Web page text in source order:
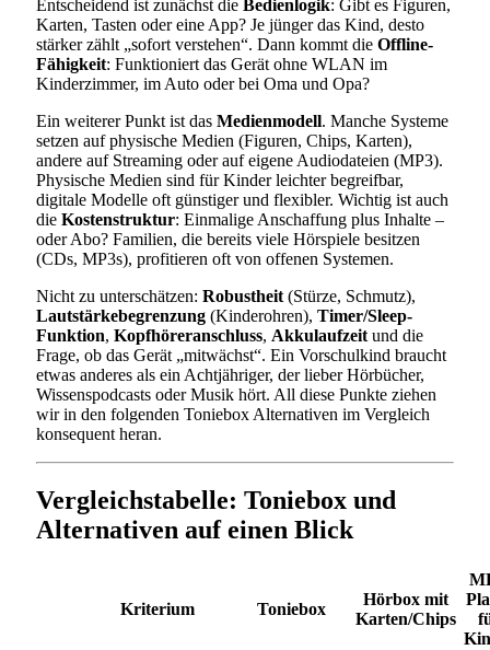
Entscheidend ist zunächst die Bedienlogik: Gibt es Figuren,
Karten, Tasten oder eine App? Je jünger das Kind, desto
stärker zählt „sofort verstehen“. Dann kommt die Offline-
Fähigkeit: Funktioniert das Gerät ohne WLAN im
Kinderzimmer, im Auto oder bei Oma und Opa?
Ein weiterer Punkt ist das Medienmodell. Manche Systeme
setzen auf physische Medien (Figuren, Chips, Karten),
andere auf Streaming oder auf eigene Audiodateien (MP3).
Physische Medien sind für Kinder leichter begreifbar,
digitale Modelle oft günstiger und flexibler. Wichtig ist auch
die Kostenstruktur: Einmalige Anschaffung plus Inhalte –
oder Abo? Familien, die bereits viele Hörspiele besitzen
(CDs, MP3s), profitieren oft von offenen Systemen.
Nicht zu unterschätzen: Robustheit (Stürze, Schmutz),
Lautstärkebegrenzung (Kinderohren), Timer/Sleep-
Funktion, Kopfhöreranschluss, Akkulaufzeit und die
Frage, ob das Gerät „mitwächst“. Ein Vorschulkind braucht
etwas anderes als ein Achtjähriger, der lieber Hörbücher,
Wissenspodcasts oder Musik hört. All diese Punkte ziehen
wir in den folgenden Toniebox Alternativen im Vergleich
konsequent heran.
Vergleichstabelle: Toniebox und
Alternativen auf einen Blick
Kriterium Toniebox
Hörbox mit
Karten/Chips